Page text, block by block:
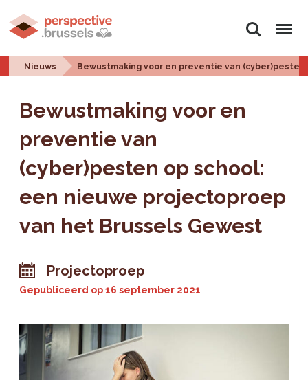
Zoeken Menu
Nieuws Bewustmaking voor en preventie van
Bewustmaking voor en
preventie van
(cyber)pesten op school:
een nieuwe projectoproep
van het Brussels Gewest
Projectoproep
Gepubliceerd op16 september 2021